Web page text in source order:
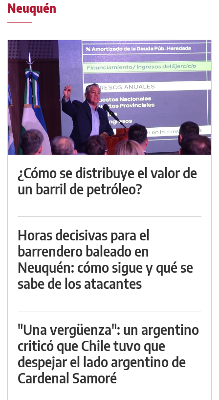
Neuquén
¿Cómo se distribuye el valor de
un barril de petróleo?
Horas decisivas para el
barrendero baleado en
Neuquén: cómo sigue y qué se
sabe de los atacantes
"Una vergüenza": un argentino
criticó que Chile tuvo que
despejar el lado argentino de
Cardenal Samoré